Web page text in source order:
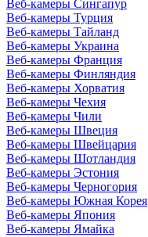
Веб-камеры Сингапур
Веб-камеры Турция
Веб-камеры Тайланд
Веб-камеры Украина
Веб-камеры Франция
Веб-камеры Финляндия
Веб-камеры Хорватия
Веб-камеры Чехия
Веб-камеры Чили
Веб-камеры Швеция
Веб-камеры Швейцария
Веб-камеры Шотландия
Веб-камеры Эстония
Веб-камеры Черногория
Веб-камеры Южная Корея
Веб-камеры Япония
Веб-камеры Ямайка